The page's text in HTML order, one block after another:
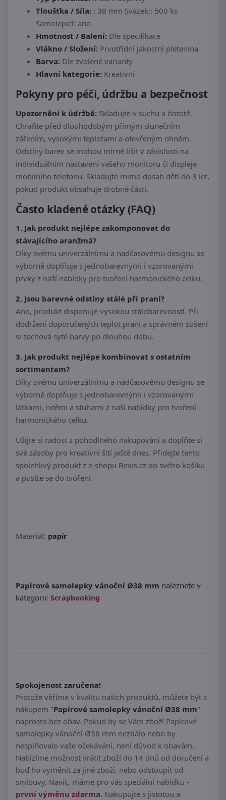
Tloušťka / Síla: : 38 mm Svazek:: 500 ks
Samolepicí: ano
Hmotnost / Balení: Dle specifikace
Vlákno / Složení: Prvotřídní jakostní pletenina
Barva: Dle zvolené varianty
Hlavní kategorie: Kreativní
Pokyny pro péči, údržbu a bezpečnost
Upozornění k údržbě: Skladujte v suchu a čistotě.
Chraňte před dlouhodobým přímým slunečním
zářením, vysokými teplotami a otevřeným ohněm.
Odstíny barev se mohou mírně lišit v závislosti na
individuálním nastavení vašeho monitoru či displeje
mobilního telefonu. Skladujte mimo dosah dětí do 3 let,
pokud produkt obsahuje drobné části.
Často kladené otázky (FAQ)
1. Jak produkt nejlépe zakomponovat do
stávajícího aranžmá?
Díky svému univerzálnímu a nadčasovému designu se
výborně doplňuje s jednobarevnými i vzorovanými
prvky z naší nabídky pro tvoření harmonického celku.
2. Jsou barevné odstíny stálé při praní?
Ano, produkt disponuje vysokou stálobarevností. Při
dodržení doporučených teplot praní a správném sušení
si zachová syté barvy po dlouhou dobu.
3. Jak produkt nejlépe kombinovat s ostatním
sortimentem?
Díky svému univerzálnímu a nadčasovému designu se
výborně doplňuje s jednobarevnými i vzorovanými
látkami, nitěmi a stuhami z naší nabídky pro tvoření
harmonického celku.
Užijte si radost z pohodlného nakupování a doplňte si
své zásoby pro kreativní šití ještě dnes. Přidejte tento
spolehlivý produkt z e-shopu Bexis.cz do svého košíku
a pusťte se do tvoření.
Materiál: papír
Papírové samolepky vánoční Ø38 mm naleznete v
kategorii: Scrapbooking
Spokojenost zaručena!
Protože věříme v kvalitu našich produktů, můžete být s
nákupem "Papírové samolepky vánoční Ø38 mm"
naprosto bez obav. Pokud by se Vám zboží Papírové
samolepky vánoční Ø38 mm nezdálo nebo by
nesplňovalo vaše očekávání, není důvod k obavám.
Nabízíme možnost vrátit zboží do 14 dnů od doručení a
buď ho vyměnit za jiné zboží, nebo odstoupit od
smlouvy. Navíc, máme pro vás speciální nabídku -
první výměnu zdarma. Nakupujte s jistotou a